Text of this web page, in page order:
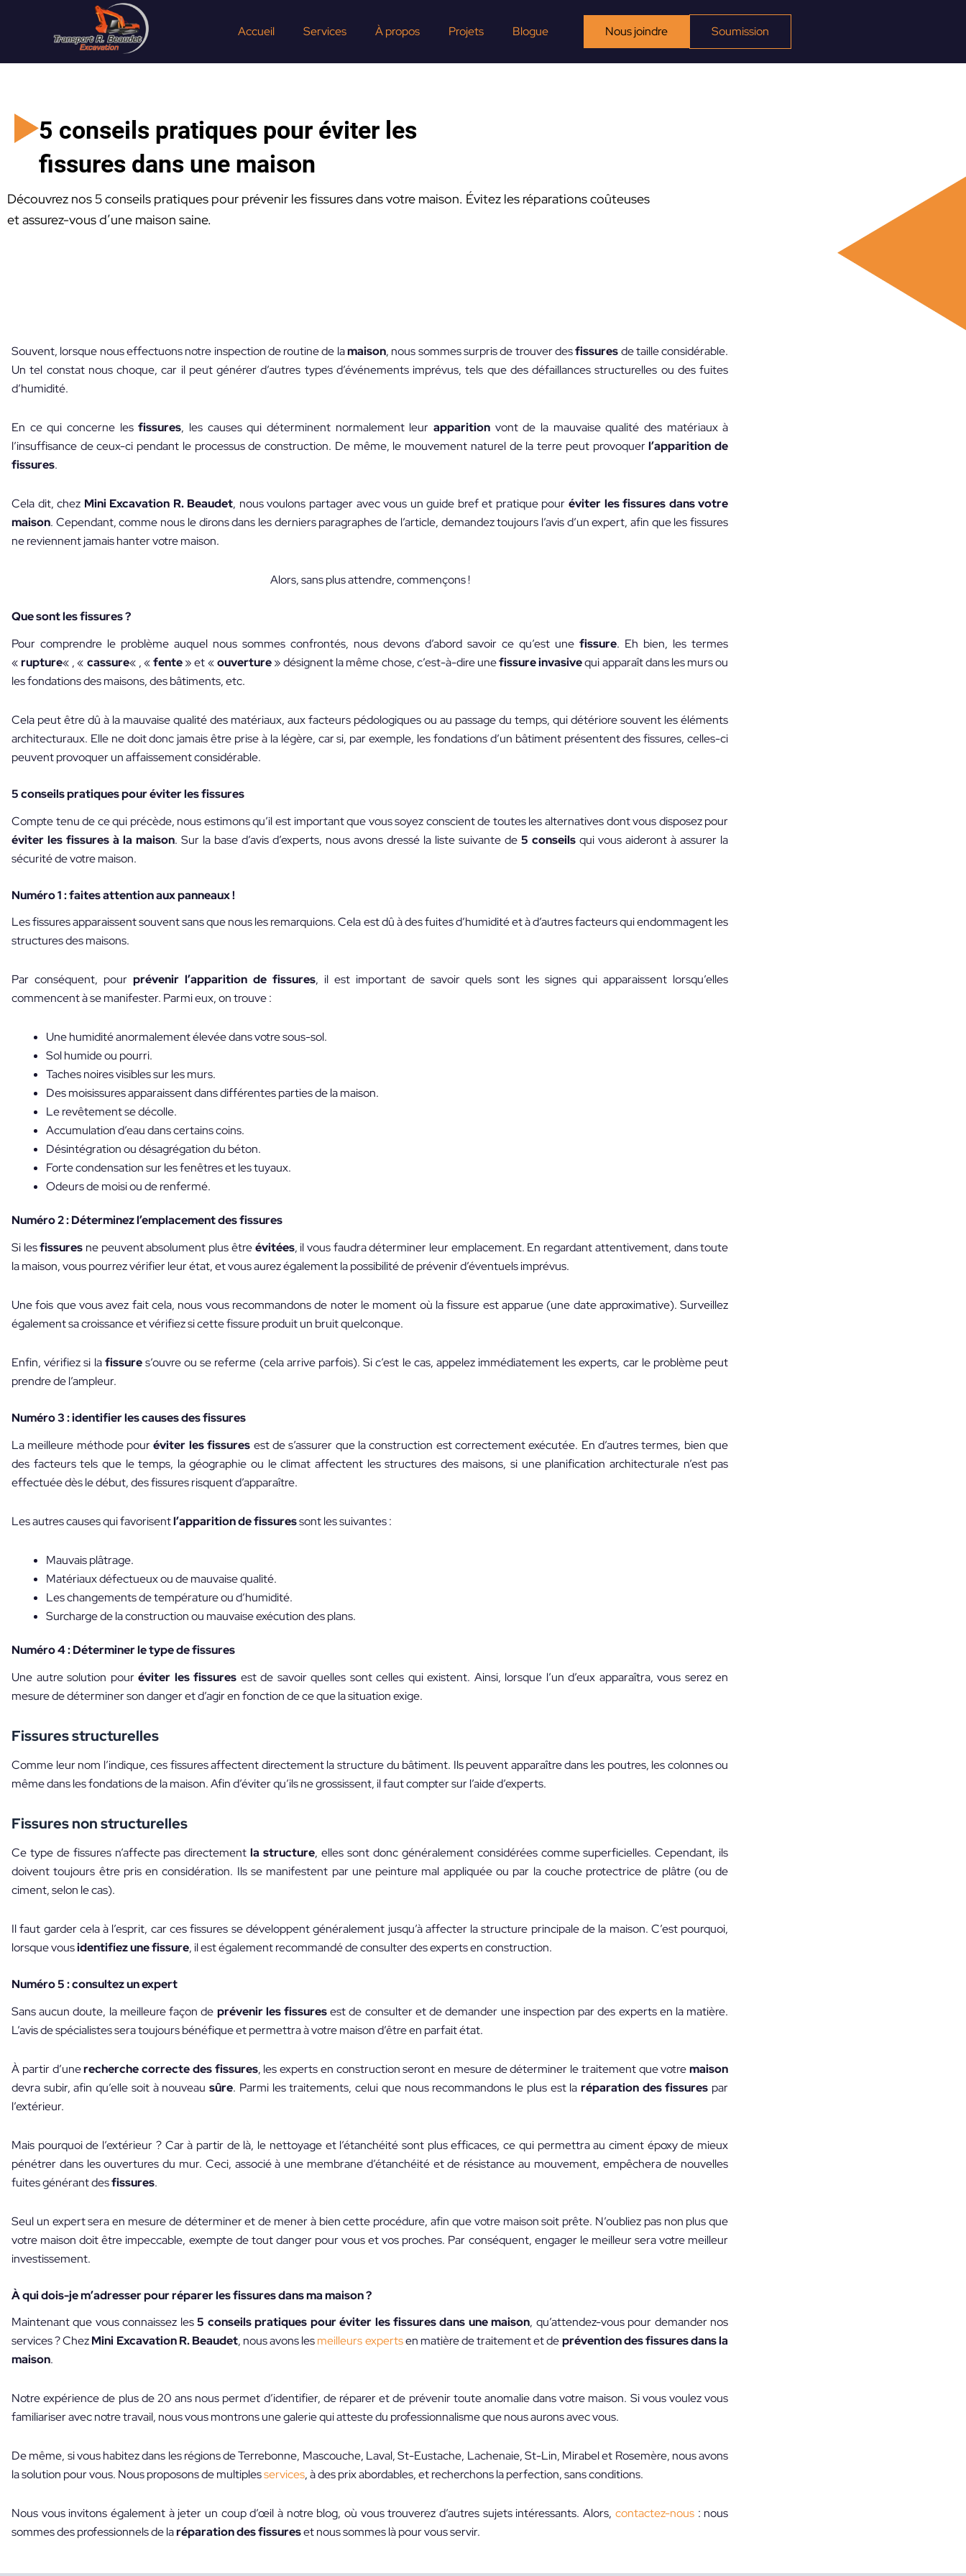
Accueil Services À propos Projets Blogue Nous joindre Soumission
5 conseils pratiques pour éviter les
fissures dans une maison
Découvrez nos 5 conseils pratiques pour prévenir les fissures dans votre maison. Évitez les réparations coûteuses
et assurez-vous d’une maison saine.
Souvent, lorsque nous effectuons notre inspection de routine de lamaison, nous sommes surpris de trouver desfissuresde taille considérable.
Un tel constat nous choque, car il peut générer d’autres types d’événements imprévus, tels que des défaillances structurelles ou des fuites
d’humidité.
En ce qui concerne lesfissures, les causes qui déterminent normalement leur apparitionvont de la mauvaise qualité des matériaux à
l’insuffisance de ceux-ci pendant le processus de construction. De même, le mouvement naturel de la terre peut provoquerl’apparition de
fissures.
Cela dit, chez Mini Excavation R. Beaudet, nous voulons partager avec vous un guide bref et pratique pour éviter les fissures dans votre
maison. Cependant, comme nous le dirons dans les derniers paragraphes de l’article, demandez toujours l’avis d’un expert, afin que les fissures
ne reviennent jamais hanter votre maison.
Alors, sans plus attendre, commençons !
Que sont les fissures ?
Pour comprendre le problème auquel nous sommes confrontés, nous devons d’abord savoir ce qu’est unefissure. Eh bien, les termes
«rupture« , « cassure« , «fente» et «ouverture» désignent la même chose, c’est-à-dire unefissure invasivequi apparaît dans les murs ou
les fondations des maisons, des bâtiments, etc.
Cela peut être dû à la mauvaise qualité des matériaux, aux facteurs pédologiques ou au passage du temps, qui détériore souvent les éléments
architecturaux. Elle ne doit donc jamais être prise à la légère, car si, par exemple, les fondations d’un bâtiment présentent des fissures, celles-ci
peuvent provoquer un affaissement considérable.
5 conseils pratiques pour éviter les fissures
Compte tenu de ce qui précède, nous estimons qu’il est important que vous soyez conscient de toutes les alternatives dont vous disposez pour
éviter les fissures à la maison. Sur la base d’avis d’experts, nous avons dressé la liste suivante de5 conseils qui vous aideront à assurer la
sécurité de votre maison.
Numéro 1 : faites attention aux panneaux !
Les fissures apparaissent souvent sans que nous les remarquions. Cela est dû à des fuites d’humidité et à d’autres facteurs qui endommagent les
structures des maisons.
Par conséquent, pour prévenir l’apparition de fissures, il est important de savoir quels sont les signes qui apparaissent lorsqu’elles
commencent à se manifester. Parmi eux, on trouve :
Une humidité anormalement élevée dans votre sous-sol.
Sol humide ou pourri.
Taches noires visibles sur les murs.
Des moisissures apparaissent dans différentes parties de la maison.
Le revêtement se décolle.
Accumulation d’eau dans certains coins.
Désintégration ou désagrégation du béton.
Forte condensation sur les fenêtres et les tuyaux.
Odeurs de moisi ou de renfermé.
Numéro 2 : Déterminez l’emplacement des fissures
Si lesfissures ne peuvent absolument plus êtreévitées, il vous faudra déterminer leur emplacement. En regardant attentivement, dans toute
la maison, vous pourrez vérifier leur état, et vous aurez également la possibilité de prévenir d’éventuels imprévus.
Une fois que vous avez fait cela, nous vous recommandons de noter le moment où la fissure est apparue (une date approximative). Surveillez
également sa croissance et vérifiez si cette fissure produit un bruit quelconque.
Enfin, vérifiez si lafissures’ouvre ou se referme (cela arrive parfois). Si c’est le cas, appelez immédiatement les experts, car le problème peut
prendre de l’ampleur.
Numéro 3 : identifier les causes des fissures
La meilleure méthode pouréviter les fissures est de s’assurer que la construction est correctement exécutée. En d’autres termes, bien que
des facteurs tels que le temps, la géographie ou le climat affectent les structures des maisons, si une planification architecturale n’est pas
effectuée dès le début, des fissures risquent d’apparaître.
Les autres causes qui favorisentl’apparition de fissuressont les suivantes :
Mauvais plâtrage.
Matériaux défectueux ou de mauvaise qualité.
Les changements de température ou d’humidité.
Surcharge de la construction ou mauvaise exécution des plans.
Numéro 4 : Déterminer le type de fissures
Une autre solution pouréviter les fissures est de savoir quelles sont celles qui existent. Ainsi, lorsque l’un d’eux apparaîtra, vous serez en
mesure de déterminer son danger et d’agir en fonction de ce que la situation exige.
Fissures structurelles
Comme leur nom l’indique, ces fissures affectent directement la structure du bâtiment. Ils peuvent apparaître dans les poutres, les colonnes ou
même dans les fondations de la maison. Afin d’éviter qu’ils ne grossissent, il faut compter sur l’aide d’experts.
Fissures non structurelles
Ce type de fissures n’affecte pas directement la structure, elles sont donc généralement considérées comme superficielles. Cependant, ils
doivent toujours être pris en considération. Ils se manifestent par une peinture mal appliquée ou par la couche protectrice de plâtre (ou de
ciment, selon le cas).
Il faut garder cela à l’esprit, car ces fissures se développent généralement jusqu’à affecter la structure principale de la maison. C’est pourquoi,
lorsque vousidentifiez une fissure, il est également recommandé de consulter des experts en construction.
Numéro 5 : consultez un expert
Sans aucun doute, la meilleure façon de prévenir les fissuresest de consulter et de demander une inspection par des experts en la matière.
L’avis de spécialistes sera toujours bénéfique et permettra à votre maison d’être en parfait état.
À partir d’unerecherchecorrecte des fissures, les experts en construction seront en mesure de déterminer le traitement que votremaison
devra subir, afin qu’elle soit à nouveausûre. Parmi les traitements, celui que nous recommandons le plus est la réparation des fissures par
l’extérieur.
Mais pourquoi de l’extérieur ? Car à partir de là, le nettoyage et l’étanchéité sont plus efficaces, ce qui permettra au ciment époxy de mieux
pénétrer dans les ouvertures du mur. Ceci, associé à une membrane d’étanchéité et de résistance au mouvement, empêchera de nouvelles
fuites générant desfissures.
Seul un expert sera en mesure de déterminer et de mener à bien cette procédure, afin que votre maison soit prête. N’oubliez pas non plus que
votre maison doit être impeccable, exempte de tout danger pour vous et vos proches. Par conséquent, engager le meilleur sera votre meilleur
investissement.
À qui dois-je m’adresser pour réparer les fissures dans ma maison ?
Maintenant que vous connaissez les5 conseils pratiques pour éviter les fissures dans une maison, qu’attendez-vous pour demander nos
services ? ChezMini Excavation R. Beaudet, nous avons lesmeilleurs expertsen matière de traitement et deprévention des fissures dans la
maison.
Notre expérience de plus de 20 ans nous permet d’identifier, de réparer et de prévenir toute anomalie dans votre maison. Si vous voulez vous
familiariser avec notre travail, nous vous montrons une galerie qui atteste du professionnalisme que nous aurons avec vous.
De même, si vous habitez dans les régions de Terrebonne, Mascouche, Laval, St-Eustache, Lachenaie, St-Lin, Mirabel et Rosemère, nous avons
la solution pour vous. Nous proposons de multiplesservices, à des prix abordables, et recherchons la perfection, sans conditions.
Nous vous invitons également à jeter un coup d’œil à notre blog, où vous trouverez d’autres sujets intéressants. Alors, contactez-nous: nous
sommes des professionnels de laréparation des fissureset nous sommes là pour vous servir.